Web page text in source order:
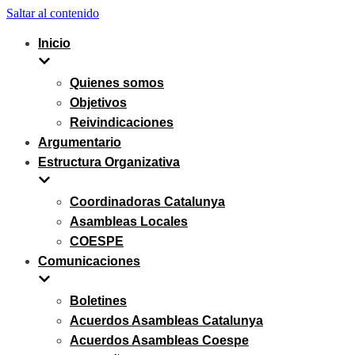
Saltar al contenido
Inicio
Quienes somos
Objetivos
Reivindicaciones
Argumentario
Estructura Organizativa
Coordinadoras Catalunya
Asambleas Locales
COESPE
Comunicaciones
Boletines
Acuerdos Asambleas Catalunya
Acuerdos Asambleas Coespe